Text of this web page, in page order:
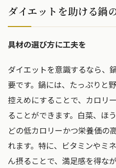
ダイエットを助ける鍋
具材の選び方に工夫を
ダイエットを意識するなら、
要です。鍋には、たっぷりと
控えめにすることで、カロリ
ることができます。白菜、ほ
どの低カロリーかつ栄養価の
れます。特に、ビタミンやミ
ん摂ることで、満足感を得な